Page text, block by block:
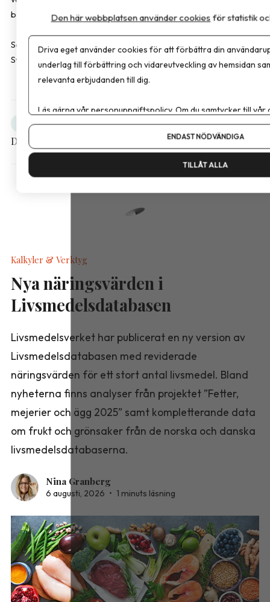
behandlar obesitas som den kroniska sjukdom den faktiskt är.
Sara Bussqvist är leg. dietist och produktspecialist hos FitForMe,
Sverige som erbjuder kosttillskott inom överviktsvård.
Obesitas Debatt
Dela artikeln
Kalkyler & Verktyg
Nya näringsvärden i
Livsmedelsdatabasen
Livsmedelsverket har publicerat en ny version av
Livsmedelsdatabasen med reviderade
näringsvärden för ett stort antal livsmedel. Bland
nyheterna finns analyser från projektet ”Fetter,
mejerier och ägg 2025” samt kompletterande data
om frukt och grönsaker från de norska och danska
livsmedelsdatabaserna.
Nina Granberg
6 augusti, 2026 • 1 minuts läsning
Den här webbplatsen använder cookies för statistik
Driva eget använder cookies för att förbättra din
underlag till förbättring och vidareutveckling av hemsidan
relevanta erbjudanden till dig.
Läs gärna vårpersonuppgiftspolicy. Om du samtycker till vår
Om du vill ändra ditt val i efterhand hittar du den möjligheten
ENDAST NÖDVÄNDIGA
TILLÅT ALLA